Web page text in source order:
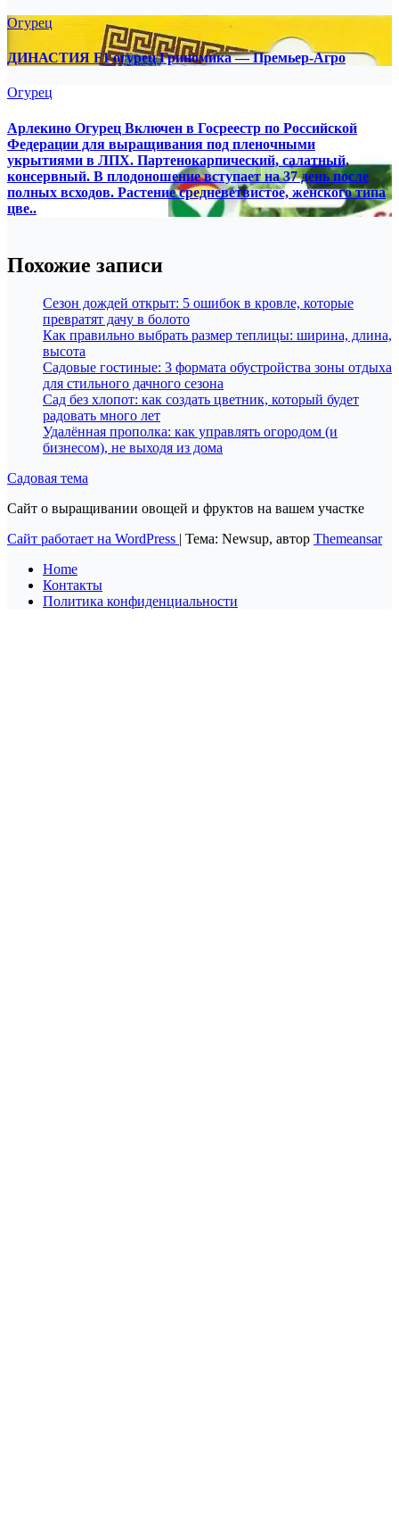
Огурец
ДИНАСТИЯ F1 огурец Гриномика — Премьер-Агро
Огурец
Арлекино Огурец Включен в Госреестр по Российской
Федерации для выращивания под пленочными
укрытиями в ЛПХ. Партенокарпический, салатный,
консервный. В плодоношение вступает на 37 день после
полных всходов. Растение средневетвистое, женского типа
цве..
Похожие записи
Сезон дождей открыт: 5 ошибок в кровле, которые
превратят дачу в болото
Как правильно выбрать размер теплицы: ширина, длина,
высота
Садовые гостиные: 3 формата обустройства зоны отдыха
для стильного дачного сезона
Сад без хлопот: как создать цветник, который будет
радовать много лет
Удалённая прополка: как управлять огородом (и
бизнесом), не выходя из дома
Садовая тема
Сайт о выращивании овощей и фруктов на вашем участке
Сайт работает на WordPress | Тема: Newsup, автор Themeansar
Home
Контакты
Политика конфиденциальности